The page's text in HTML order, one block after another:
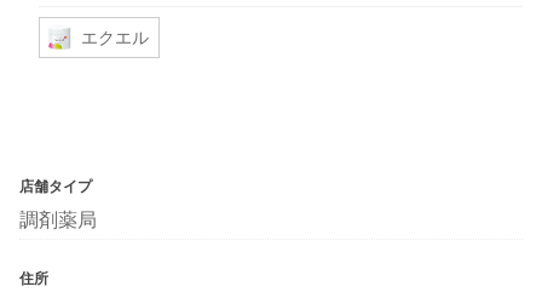
エクエル
店舗タイプ
調剤薬局
住所